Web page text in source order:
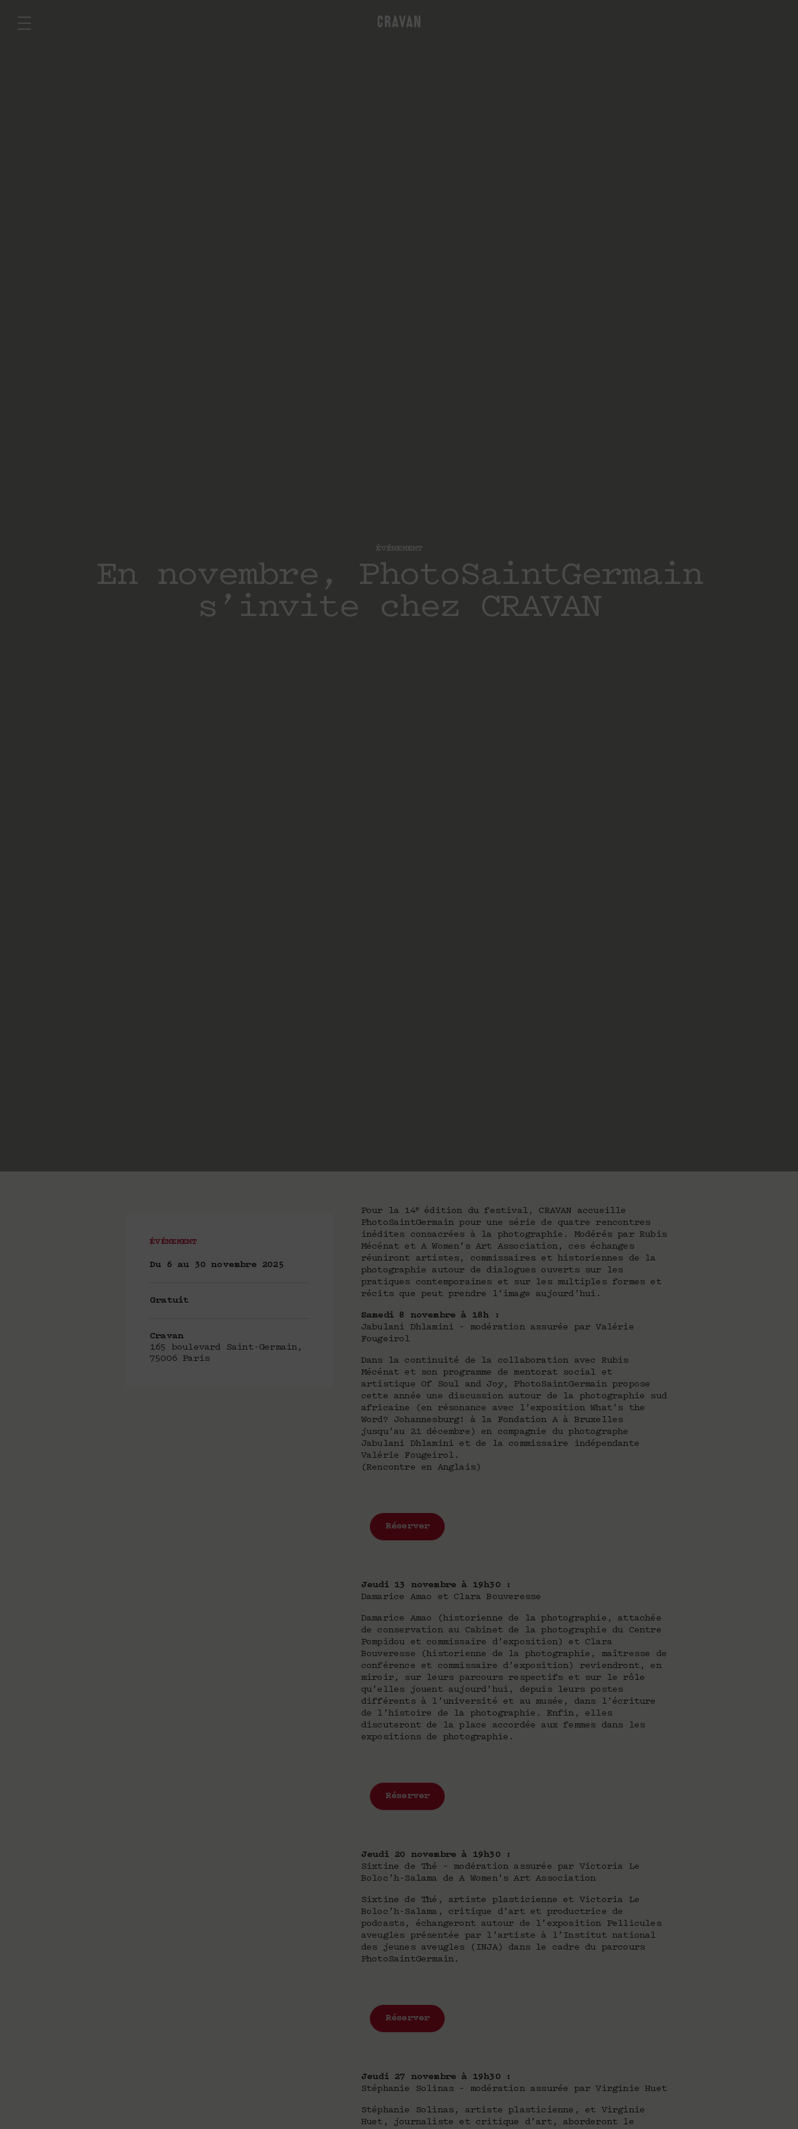
ÉVÉNEMENT
En novembre, PhotoSaintGermain
s’invite chez CRAVAN
ÉVÉNEMENT
Du 6 au 30 novembre 2025
Gratuit
Cravan
165 boulevard Saint-Germain,
75006 Paris
Pour la 14ᵉ édition du festival, CRAVAN accueille
PhotoSaintGermain pour une série de quatre rencontres
inédites consacrées à la photographie. Modérés par Rubis
Mécénat et A Women’s Art Association, ces échanges
réuniront artistes, commissaires et historiennes de la
photographie autour de dialogues ouverts sur les
pratiques contemporaines et sur les multiples formes et
récits que peut prendre l’image aujourd’hui.
Samedi 8 novembre à 18h :
Jabulani Dhlamini – modération assurée par Valérie
Fougeirol
Dans la continuité de la collaboration avec Rubis
Mécénat et son programme de mentorat social et
artistique Of Soul and Joy, PhotoSaintGermain propose
cette année une discussion autour de la photographie sud
africaine (en résonance avec l’exposition What’s the
Word? Johannesburg! à la Fondation A à Bruxelles
jusqu’au 21 décembre) en compagnie du photographe
Jabulani Dhlamini et de la commissaire indépendante
Valérie Fougeirol.
(Rencontre en Anglais)
Réserver
Jeudi 13 novembre à 19h30 :
Damarice Amao et Clara Bouveresse
Damarice Amao (historienne de la photographie, attachée
de conservation au Cabinet de la photographie du Centre
Pompidou et commissaire d’exposition) et Clara
Bouveresse (historienne de la photographie, maîtresse de
conférence et commissaire d’exposition) reviendront, en
miroir, sur leurs parcours respectifs et sur le rôle
qu’elles jouent aujourd’hui, depuis leurs postes
différents à l’université et au musée, dans l’écriture
de l’histoire de la photographie. Enfin, elles
discuteront de la place accordée aux femmes dans les
expositions de photographie.
Réserver
Jeudi 20 novembre à 19h30 :
Sixtine de Thé – modération assurée par Victoria Le
Boloc’h-Salama de A Women’s Art Association
Sixtine de Thé, artiste plasticienne et Victoria Le
Boloc’h-Salama, critique d’art et productrice de
podcasts, échangeront autour de l’exposition Pellicules
aveugles présentée par l’artiste à l’Institut national
des jeunes aveugles (INJA) dans le cadre du parcours
PhotoSaintGermain.
Réserver
Jeudi 27 novembre à 19h30 :
Stéphanie Solinas – modération assurée par Virginie Huet
Stéphanie Solinas, artiste plasticienne, et Virginie
Huet, journaliste et critique d’art, aborderont le